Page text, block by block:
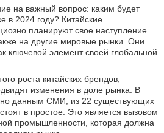
на важный вопрос: каким будет
в 2024 году? Китайские
планируют свое наступление
на другие мировые рынки. Они
ключевой элемент своей глобальной
роста китайских брендов,
изменения в доле рынка. В
данным СМИ, из 22 существующих
в простое. Это является вызовом
промышленности, которая должна